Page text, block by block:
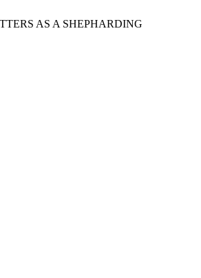
AS A SHEPHARDING